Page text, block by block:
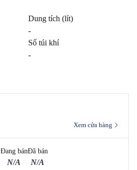
Dung tích (lít)
-
Số túi khí
-
Xem cửa hàng
Đang bán
N/A
Đã bán
N/A